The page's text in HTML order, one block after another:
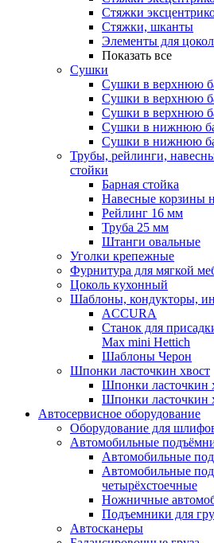
Стяжки
Стяжки, шканты
Элементы для
Показать все
Сушки
Сушки в верхнюю
Сушки в верхнюю
Сушки в верхнюю
Сушки в нижнюю
Сушки в нижнюю
Трубы, рейлинги,
стойки
Барная стойка
Навесные корзины
Рейлинг 16 мм
Труба 25 мм
Штанги овальные
Уголки крепежные
Фурнитура для мягкой
Цоколь кухонный
Шаблоны, кондукторы,
ACCURA
Станок для
Max mini Hettich
Шаблоны Черон
Шпонки ласточкин хвост
Шпонки ласточкин
Шпонки
Автосервисное оборудование
Оборудование для
Автомобильные
Автомобильные
Автомобильные
четырёхстоечные
Ножничные
Подъемники для
Автосканеры